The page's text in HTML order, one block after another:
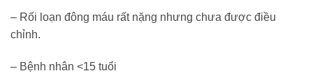
– Rối loạn đông máu rất nặng nhưng chưa được điều
chỉnh.
– Bệnh nhân <15 tuổi